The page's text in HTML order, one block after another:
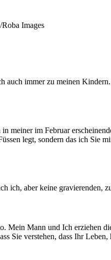
Images
immer zu meinen
meiner im Februar
legt, sondern das ich Sie
ich, aber keine gravierenden,
Mein Mann und Ich erziehen
Sie verstehen, dass Ihr